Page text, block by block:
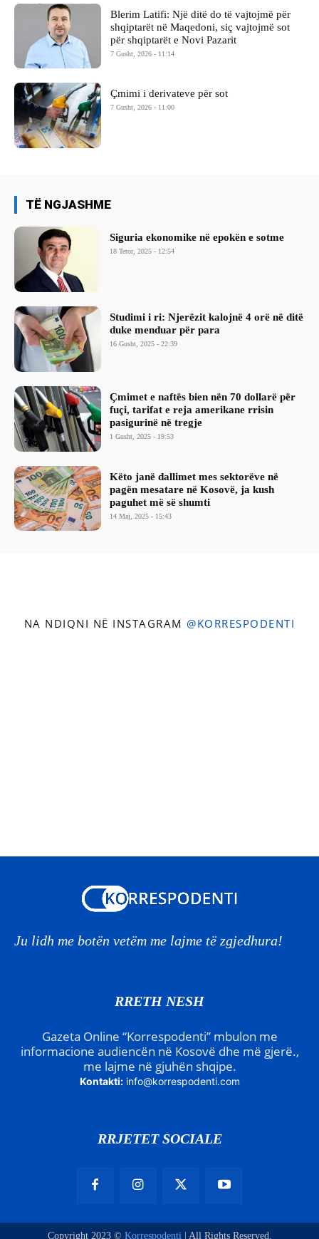
Blerim Latifi: Një ditë do të vajtojmë për
shqiptarët në Maqedoni, siç vajtojmë sot
për shqiptarët e Novi Pazarit
7 Gusht, 2026 - 11:14
Çmimi i derivateve për sot
7 Gusht, 2026 - 11:00
TË NGJASHME
Siguria ekonomike në epokën e sotme
18 Tetor, 2025 - 12:54
Studimi i ri: Njerëzit kalojnë 4 orë në ditë
duke menduar për para
16 Gusht, 2025 - 22:39
Çmimet e naftës bien nën 70 dollarë për
fuçi, tarifat e reja amerikane rrisin
pasigurinë në tregje
1 Gusht, 2025 - 19:53
Këto janë dallimet mes sektorëve në
pagën mesatare në Kosovë, ja kush
paguhet më së shumti
14 Maj, 2025 - 15:43
NA NDIQNI NË INSTAGRAM @KORRESPODENTI
Ju lidh me botën vetëm me lajme të zgjedhura!
RRETH NESH
Gazeta Online “Korrespodenti” mbulon me
informacione audiencën në Kosovë dhe më gjerë.,
me lajme në gjuhën shqipe.
Kontakti: info@korrespodenti.com
RRJETET SOCIALE
Copyright 2023 © Korrespodenti| All Rights Reserved.